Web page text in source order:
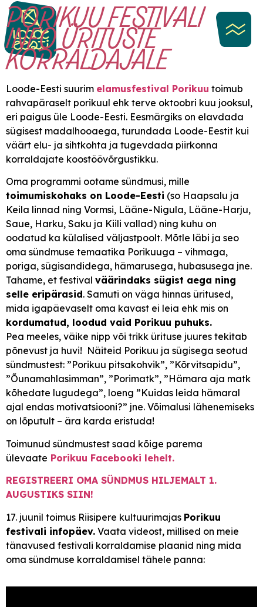
content
PORIKUU FESTIVALI
INFO ÜRITUSTE
KORRALDAJALE
Loode-Eesti suurim elamusfestival Porikuu toimub
rahvapäraselt porikuul ehk terve oktoobri kuu jooksul,
eri paigus üle Loode-Eesti. Eesmärgiks on elavdada
sügisest madalhooaega, turundada Loode-Eestit kui
väärt elu- ja sihtkohta ja tugevdada piirkonna
korraldajate koostöövõrgustikku.
Oma programmi ootame sündmusi, mille
toimumiskohaks on Loode-Eesti (so Haapsalu ja
Keila linnad ning Vormsi, Lääne-Nigula, Lääne-Harju,
Saue, Harku, Saku ja Kiili vallad) ning kuhu on
oodatud ka külalised väljastpoolt. Mõtle läbi ja seo
oma sündmuse temaatika Porikuuga – vihmaga,
poriga, sügisandidega, hämarusega, hubasusega jne.
Tahame, et festival väärindaks sügist aega ning
selle eripärasid. Samuti on väga hinnas üritused,
mida igapäevaselt oma kavast ei leia ehk mis on
kordumatud, loodud vaid Porikuu puhuks.
Pea meeles, väike nipp või trikk ürituse juures tekitab
põnevust ja huvi! Näiteid Porikuu ja sügisega seotud
sündmustest: ”Porikuu pitsakohvik”, ”Kõrvitsapidu”,
”Õunamahlasimman”, ”Porimatk”, ”Hämara aja matk
kõhedate lugudega”, loeng ”Kuidas leida hämaral
ajal endas motivatsiooni?” jne. Võimalusi lähenemiseks
on lõputult – ära karda eristuda!
Toimunud sündmustest saad kõige parema
ülevaate Porikuu Facebooki lehelt.
REGISTREERI OMA SÜNDMUS HILJEMALT 1.
AUGUSTIKS SIIN!
17. juunil toimus Riisipere kultuurimajas Porikuu
festivali infopäev. Vaata videost, millised on meie
tänavused festivali korraldamise plaanid ning mida
oma sündmuse korraldamisel tähele panna: